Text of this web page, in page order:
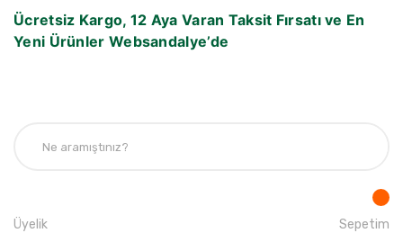
Ücretsiz Kargo, 12 Aya Varan Taksit Fırsatı ve En
Yeni Ürünler Websandalye’de
Üyelik Sepetim